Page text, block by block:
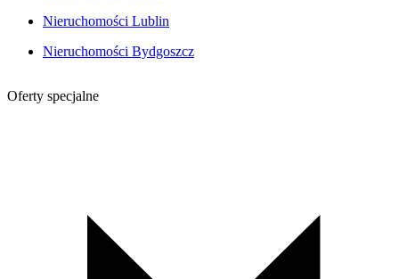
Nieruchomości Lublin
Nieruchomości Bydgoszcz
Oferty specjalne